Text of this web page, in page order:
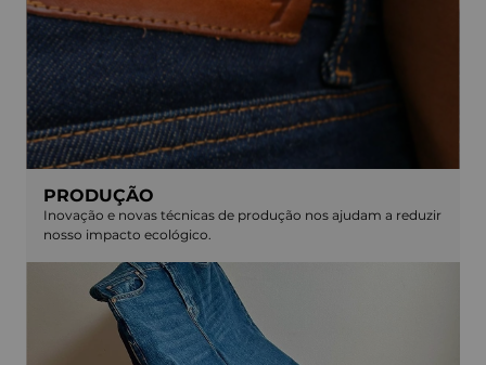
PRODUÇÃO
Inovação e novas técnicas de produção nos ajudam a reduzir
nosso impacto ecológico.